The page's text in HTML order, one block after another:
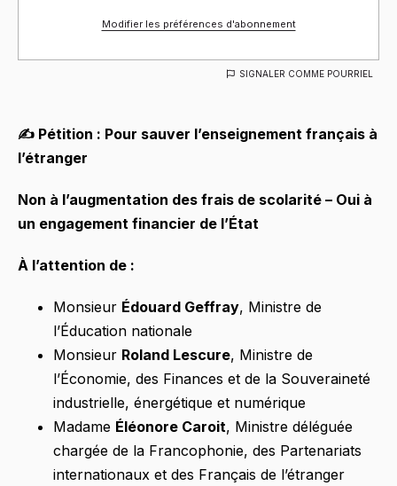
Modifier les préférences d'abonnement
SIGNALER COMME POURRIEL
✍️ Pétition : Pour sauver l’enseignement français à
l’étranger
Non à l’augmentation des frais de scolarité – Oui à
un engagement financier de l’État
À l’attention de :
Monsieur Édouard Geffray, Ministre de
l’Éducation nationale
Monsieur Roland Lescure, Ministre de
l’Économie, des Finances et de la Souveraineté
industrielle, énergétique et numérique
Madame Éléonore Caroit, Ministre déléguée
chargée de la Francophonie, des Partenariats
internationaux et des Français de l’étranger